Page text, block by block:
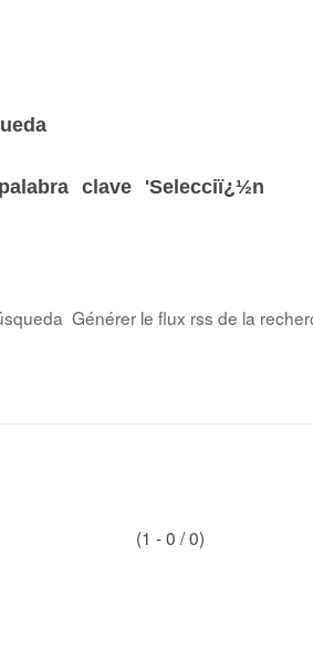
clave 'Selecciï¿½n
Générer le flux rss de la
(1 - 0 / 0)